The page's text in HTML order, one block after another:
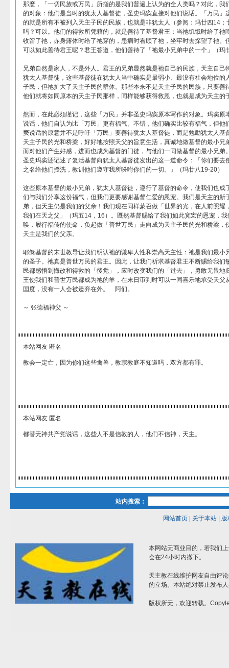
那麽，「一切民族或万民」所指的是我们普遍上认为的全人类吗？对此，我
的对象：他们是当时的犹太人基督徒，圣史玛窦直接对他们说话。「万民」
的就是所有不被列入天主子民的民族，也就是非犹太人（参阅：玛廿四14
吗？可以。他们的得救所凭藉的，就是善待了基督君王：当祂饥饿时给了祂
收留了祂，赤身露体时给了祂穿的，患病时看顾了祂，坐牢时去探望了祂。
可以如此善待君王呢？君王答道，他们善待了「祂最小兄弟中的一个」（玛
兄弟自然是家人，不是外人。君王的兄弟显然就是祂自己的民族，天主自己
犹太人基督徒，这些基督徒在犹太人当中确实是最弱小、最没有社会地位的
子民，但祂扩大了天主子民的群体。那些本来不是天主子民的民族，只要善
他们就将如同原本的天主子民那样，同样能够获得救恩，也就是成为天主的
然而，在此必须谨记，这些「万民」并非圣史玛窦原本写作的对象。玛窦原
说话，他们自认为比「万民」更有福气。不错，他们确实比较有福气，但他
窦说话的原意并不是呼吁「万民」要善待犹太人基督徒，而是勉励犹太人基
天主子民的光和桥梁，好好地按照天父的旨意生活，真诚地做基督的最小兄
而对他们产生好感，进而也成为基督的门徒，与他们一同做基督的最小兄弟
圣史玛窦还记述了复活基督向犹太人基督徒发出的这一道命令：「你们要去
之名给他们授洗，教训他们遵守我所吩咐你们的一切。」（玛廿八19-20）
这些原本基督的最小兄弟，犹太人基督徒，遵行了基督的命令，使我们也成
们与我们分享这份福气，但我们更要感谢基督仁爱的恩宠。我们是天主的新
弟，但天主仍是我们的父亲！我们现在同样蒙召做「世界的光，在人前照耀
我们在天之父」（玛五14，16）。既然基督赐给了我们如此宽宏的恩宠，
唤，履行福传的使命，负起做「普世万民」走向成为天主子民的光和桥梁，
天主是我们的父亲。
耶稣基督的末世教导让我们明认祂的谦卑人性和崇高天主性：祂是我们最小
的圣子。祂真是普世万民的君王。因此，让我们祈求基督君王不断赐给我们
民都感悟到悔改和得救的「後觉」，应时改变我们的「过去」，勇敢无畏地
王使我们和普世万民都成为祂的羊，在末日审判时可以一同喜乐地承受天父
国度，没有一人会被遗弃在外。 阿们。
～ 张德福神父 ～
本站网友 匿名
教会一定亡，因为你们这些禽兽，教宗教庭不知道吗，双方都有罪。
本站网友 匿名
都替无神共产党说话，这些人不是信教的人，他们不信神，天主。
站内搜索：
网站首页| 关于本站| 版
本网站无商业目的，若我们
会在24小时内撤下。
天主教在线维护网友自由评
的立场。本站绝对禁止发布
版权所无，欢迎转载。